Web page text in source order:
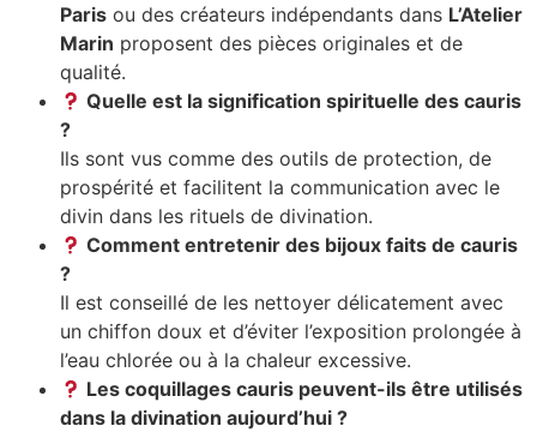
Paris ou des créateurs indépendants dans L’Atelier
Marin proposent des pièces originales et de
qualité.
Quelle est la signification spirituelle des cauris
?
Ils sont vus comme des outils de protection, de
prospérité et facilitent la communication avec le
divin dans les rituels de divination.
Comment entretenir des bijoux faits de cauris
?
Il est conseillé de les nettoyer délicatement avec
un chiffon doux et d’éviter l’exposition prolongée à
l’eau chlorée ou à la chaleur excessive.
Les coquillages cauris peuvent-ils être utilisés
dans la divination aujourd’hui ?